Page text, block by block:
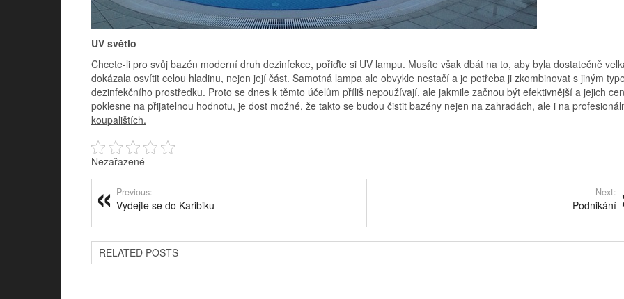
UV světlo
Chcete-li pro svůj bazén moderní druh dezinfekce, pořiďte si UV lampu. Musíte však dbát na to, aby byla dostatečně
dokázala osvítit celou hladinu, nejen její část. Samotná lampa ale obvykle nestačí a je potřeba ji zkombinovat s jiným
dezinfekčního prostředku. Proto se dnes k těmto účelům příliš nepoužívají, ale jakmile začnou být efektivnější a jejich
poklesne na přijatelnou hodnotu, je dost možné, že takto se budou čistit bazény nejen na zahradách, ale i na
koupalištích.
Nezařazené
Previous:
Vydejte se do Karibiku
Next:
Podnikání
RELATED POSTS